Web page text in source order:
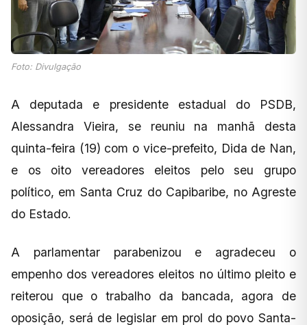
Foto: Divulgação
A deputada e presidente estadual do PSDB,
Alessandra Vieira, se reuniu na manhã desta
quinta-feira (19) com o vice-prefeito, Dida de Nan,
e os oito vereadores eleitos pelo seu grupo
político, em Santa Cruz do Capibaribe, no Agreste
do Estado.
A parlamentar parabenizou e agradeceu o
empenho dos vereadores eleitos no último pleito e
reiterou que o trabalho da bancada, agora de
oposição, será de legislar em prol do povo Santa-